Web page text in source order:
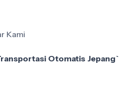
Kami
Otomatis Jepang`